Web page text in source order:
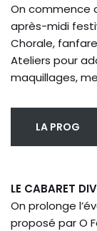
On commence
après-midi
Chorale,
Ateliers pour
maquillages,
LA PROG
LE CABARET
On prolonge
proposé par O